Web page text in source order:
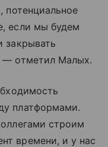
потенциальное
если мы будем
закрывать
— отметил Малых.
платформами.
строим
времени, и у нас